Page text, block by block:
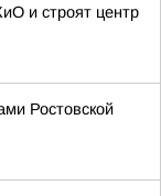
и строят центр
Ростовской